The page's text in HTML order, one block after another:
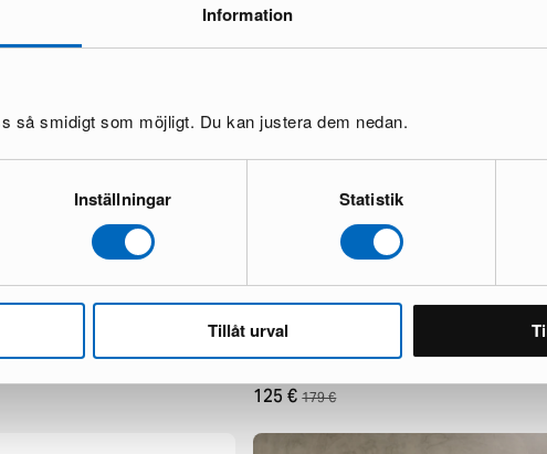
Information
så smidigt som möjligt. Du kan justera dem nedan.
Inställningar Statistik
Tillåt urval
& Co. Black Swan
x 60 cm svart
Klaus Haapaniemi & Co. Black Lake 50 x
125 € 179 €